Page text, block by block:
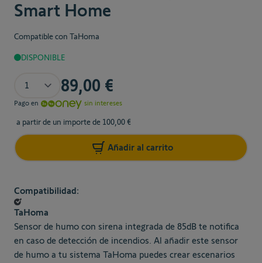
Smart Home
Compatible con TaHoma
DISPONIBLE
89,00 €
Pago en sin intereses
a partir de un importe de 100,00 €
Añadir al carrito
Compatibilidad:
TaHoma
Sensor de humo con sirena integrada de 85dB te notifica
en caso de detección de incendios. Al añadir este sensor
de humo a tu sistema TaHoma puedes crear escenarios